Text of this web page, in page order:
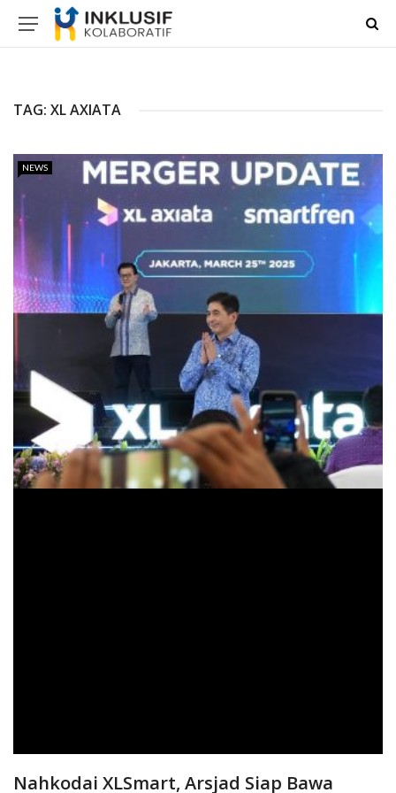
TAG: XL AXIATA
NEWS
Nahkodai XLSmart, Arsjad Siap Bawa